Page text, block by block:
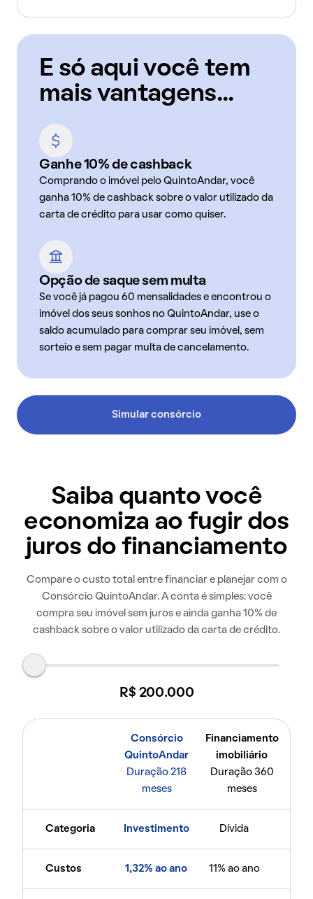
E só aqui você tem
mais vantagens...
Ganhe 10% de cashback
Comprando o imóvel pelo QuintoAndar, você
ganha 10% de cashback sobre o valor utilizado da
carta de crédito para usar como quiser.
Opção de saque sem multa
Se você já pagou 60 mensalidades e encontrou o
imóvel dos seus sonhos no QuintoAndar, use o
saldo acumulado para comprar seu imóvel, sem
sorteio e sem pagar multa de cancelamento.
Simular consórcio
Saiba quanto você
economiza ao fugir dos
juros do financiamento
Compare o custo total entre financiar e planejar com o
Consórcio QuintoAndar. A conta é simples: você
compra seu imóvel sem juros e ainda ganha 10% de
cashback sobre o valor utilizado da carta de crédito.
R$ 200.000
Consórcio
QuintoAndar
Duração 218
meses
Financiamento
imobiliário
Duração 360
meses
Categoria Investimento Dívida
Custos 1,32% ao ano 11% ao ano